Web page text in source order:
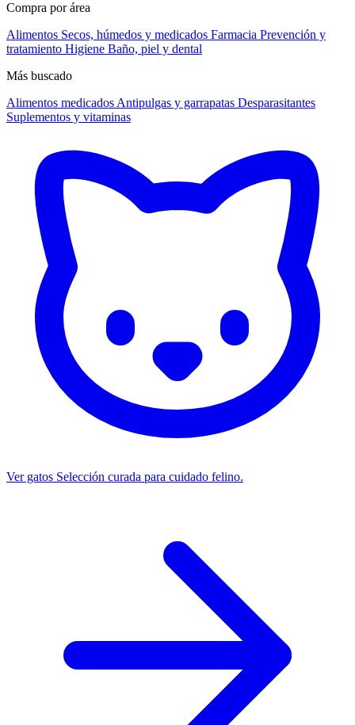
Compra por área
Alimentos Secos, húmedos y medicados Farmacia Prevención y
tratamiento Higiene Baño, piel y dental
Más buscado
Alimentos medicados Antipulgas y garrapatas Desparasitantes
Suplementos y vitaminas
Ver gatos Selección curada para cuidado felino.